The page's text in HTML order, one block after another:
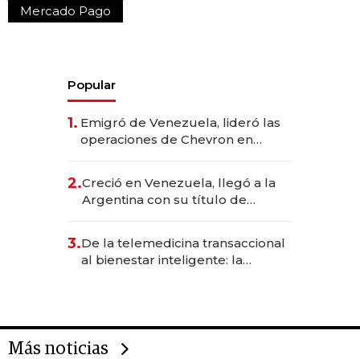
Mercado Pago
Popular
1. Emigró de Venezuela, lideró las
operaciones de Chevron en
2.Creció en Venezuela, llegó a la
Argentina con su título de
las marcas "fast premium"
3.De la telemedicina transaccional
al bienestar inteligente: la
Más noticias